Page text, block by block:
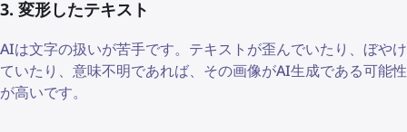
3. 変形したテキスト
AIは文字の扱いが苦手です。テキストが歪んでいたり、ぼやけ
ていたり、意味不明であれば、その画像がAI生成である可能性
が高いです。